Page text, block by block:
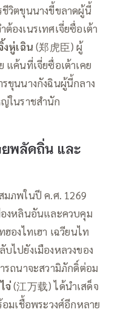
ชีวิตขุนนางขี้ขลาดผู้นี้
องเนรเทศเจี่ยซื่อเต้า
งหู่เฉิน(郑虎臣) ผู้
แค้นที่เจี่ยซื่อเต้าเคย
รขุนนางกังฉินผู้นี้กลาง
ในราชสำนัก
ยพลัดถิ่น และ
มภพในปี ค.ศ. 1269
องหลินอันและควบคุม
องไทเฮา เฉวียนไท
ไปยังเมืองหลวงของ
รถนาจะสวามิภักดิ์ต่อม
จ่(江万载) ได้นำเสด็จ
อมเชื้อพระวงศ์อีกหลาย